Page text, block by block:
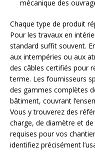
mécanique des
Chaque type de produit
Pour les travaux en
standard suffit souvent.
aux intempéries ou aux
des câbles certifiés pour
terme. Les fournisseurs
des gammes complètes
bâtiment, couvrant
Vous y trouverez des
charge, de diamètre et
requises pour vos
identifiez précisément